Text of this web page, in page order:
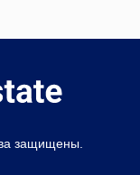
защищены.